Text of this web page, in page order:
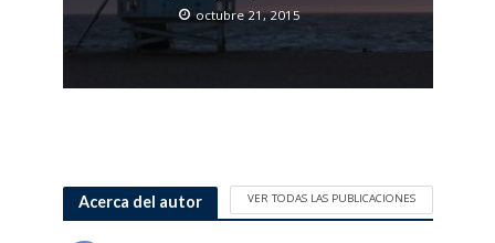
octubre 21, 2015
Acerca del autor VER TODAS LAS PUBLICACIONES